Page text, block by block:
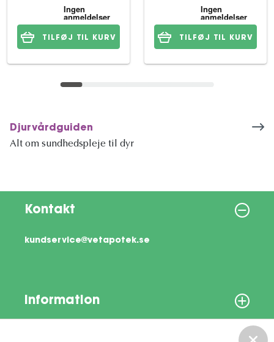
TILFØJ TIL KURV TILFØJ TIL KURV
Djurvårdguiden
Alt om sundhedspleje til dyr
Kontakt
kundservice@vetapotek.se
Information